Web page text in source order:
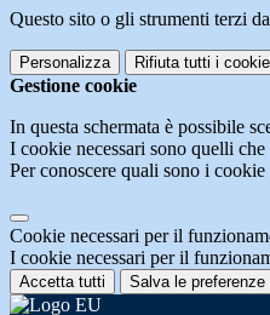
Questo sito o gli strumenti terzi
Personalizza Rifiuta tutti i
Gestione cookie
In questa schermata è possibile
I cookie necessari sono quelli
Per conoscere quali sono i
Cookie necessari per il
I cookie necessari per il
Accetta tutti Salva le preferenze